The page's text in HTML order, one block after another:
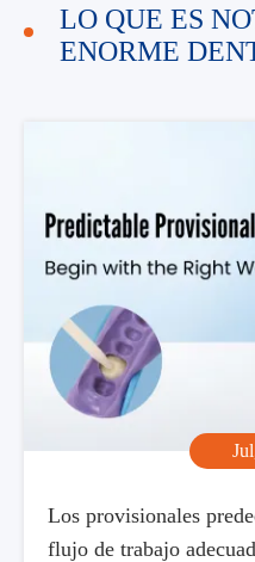
LO QUE ES
ENORME
Los provisionales
flujo de trabajo